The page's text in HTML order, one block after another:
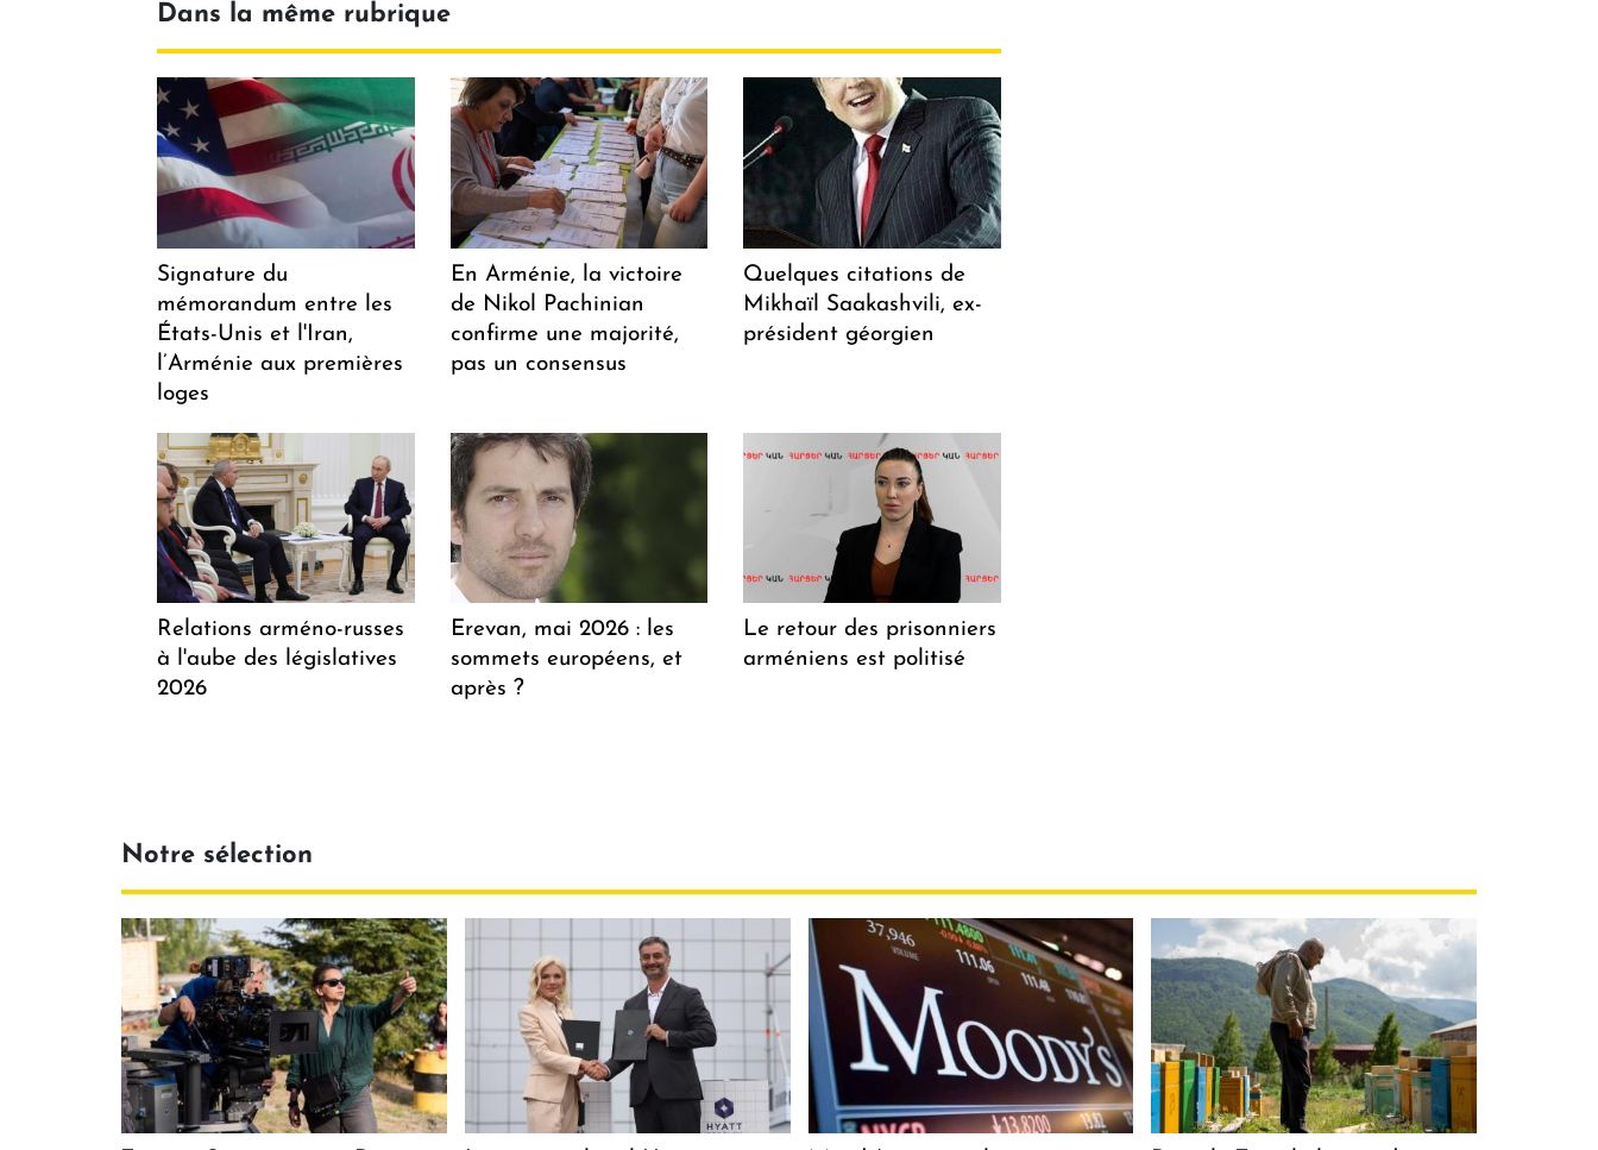
Dans la même rubrique
Signature du
mémorandum entre les
États-Unis et l'Iran,
l’Arménie aux premières
loges
En Arménie, la victoire
de Nikol Pachinian
confirme une majorité,
pas un consensus
Quelques citations de
Mikhaïl Saakashvili, ex-
président géorgien
Relations arméno-russes
à l'aube des législatives
2026
Erevan, mai 2026 : les
sommets européens, et
après ?
Le retour des prisonniers
arméniens est politisé
Notre sélection